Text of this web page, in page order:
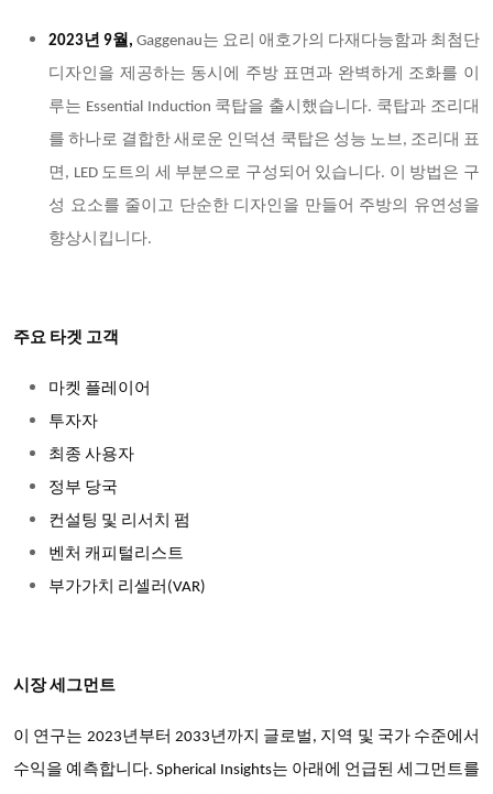
2023년 9월, Gaggenau는 요리 애호가의 다재다능함과 최첨단
디자인을 제공하는 동시에 주방 표면과 완벽하게 조화를 이
루는 Essential Induction 쿡탑을 출시했습니다. 쿡탑과 조리대
를 하나로 결합한 새로운 인덕션 쿡탑은 성능 노브, 조리대 표
면, LED 도트의 세 부분으로 구성되어 있습니다. 이 방법은 구
성 요소를 줄이고 단순한 디자인을 만들어 주방의 유연성을
향상시킵니다.
주요 타겟 고객
마켓 플레이어
투자자
최종 사용자
정부 당국
컨설팅 및 리서치 펌
벤처 캐피털리스트
부가가치 리셀러 (VAR)
시장 세그먼트
이 연구는 2023년부터 2033년까지 글로벌, 지역 및 국가 수준에서
수익을 예측합니다. Spherical Insights는 아래에 언급된 세그먼트를